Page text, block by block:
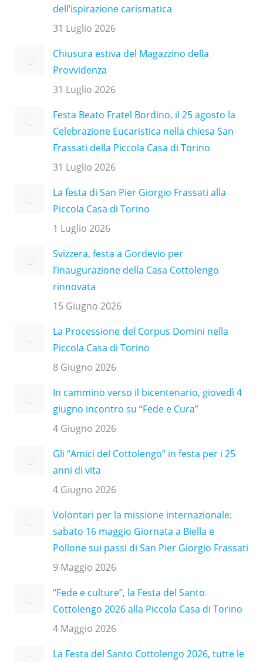
dell’ispirazione carismatica
31 Luglio 2026
Chiusura estiva del Magazzino della
Provvidenza
31 Luglio 2026
Festa Beato Fratel Bordino, il 25 agosto la
Celebrazione Eucaristica nella chiesa San
Frassati della Piccola Casa di Torino
31 Luglio 2026
La festa di San Pier Giorgio Frassati alla
Piccola Casa di Torino
1 Luglio 2026
Svizzera, festa a Gordevio per
l’inaugurazione della Casa Cottolengo
rinnovata
15 Giugno 2026
La Processione del Corpus Domini nella
Piccola Casa di Torino
8 Giugno 2026
In cammino verso il bicentenario, giovedì 4
giugno incontro su “Fede e Cura”
4 Giugno 2026
Gli “Amici del Cottolengo” in festa per i 25
anni di vita
4 Giugno 2026
Volontari per la missione internazionale:
sabato 16 maggio Giornata a Biella e
Pollone sui passi di San Pier Giorgio Frassati
9 Maggio 2026
“Fede e culture”, la Festa del Santo
Cottolengo 2026 alla Piccola Casa di Torino
4 Maggio 2026
La Festa del Santo Cottolengo 2026, tutte le